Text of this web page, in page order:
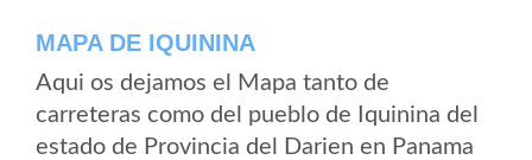
MAPA DE IQUININA
Aqui os dejamos el Mapa tanto de
carreteras como del pueblo de Iquinina del
estado de Provincia del Darien en Panama